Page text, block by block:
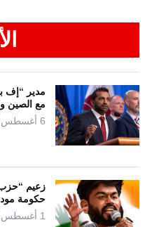
مدير “إف
مع الصين
6 أغسطس 2026
زعيم “حزب
حكومة
1 أغسطس 2026